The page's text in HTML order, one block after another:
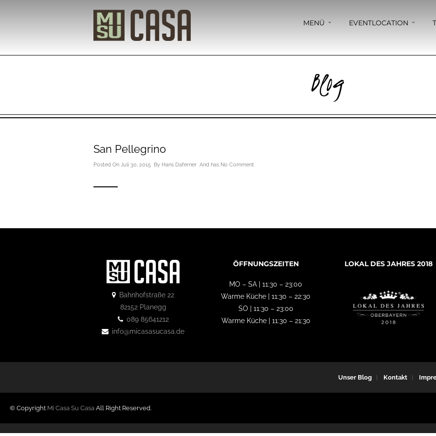
MENÜ EVENTLOCATION
Blog
San Pellegrino
Posted On Juli 30, 2015 By Hans Daferner And has No Comment
Bahnhofstraße 22
82152 Planegg
089 85641212
info@micasasucasa.de
ÖFFNUNGSZEITEN
MO – SA | 11:30 – 23:00
Warme Küche | 11:30 – 22:30
SO | 11:30 – 23:00
Warme Küche | 11:30 – 21:30
LOKAL DES JAHRES 2018
Unser Blog Kontakt
© Copyright Mi Casa Su Casa All Right Reserved.